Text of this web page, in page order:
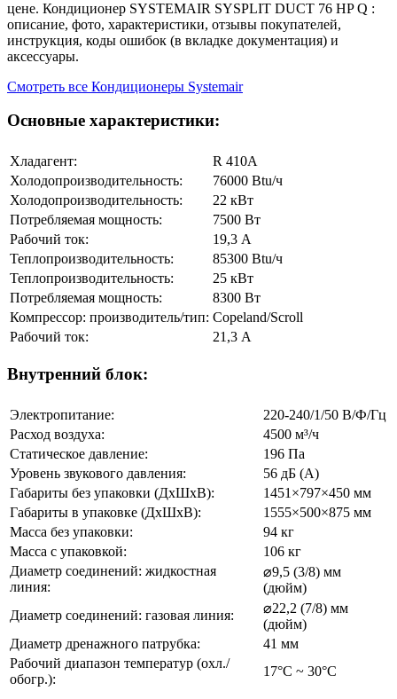
цене. Кондиционер SYSTEMAIR SYSPLIT DUCT 76 HP Q :
описание, фото, характеристики, отзывы покупателей,
инструкция, коды ошибок (в вкладке документация) и
аксессуары.
Смотреть все Кондиционеры Systemair
Основные характеристики:
Хладагент:
R 410A
Холодопроизводительность:
76000 Btu/ч
Холодопроизводительность:
22 кВт
Потребляемая мощность:
7500 Вт
Рабочий ток:
19,3 А
Теплопроизводительность:
85300 Btu/ч
Теплопроизводительность:
25 кВт
Потребляемая мощность:
8300 Вт
Компрессор: производитель/тип: Copeland/Scroll
Рабочий ток:
21,3 А
Внутренний блок:
Электропитание:
220-240/1/50 В/Ф/Гц
Расход воздуха:
4500 м³/ч
Статическое давление:
196 Па
Уровень звукового давления:
56 дБ (А)
Габариты без упаковки (ДхШхВ):
1451×797×450 мм
Габариты в упаковке (ДхШхВ):
1555×500×875 мм
Масса без упаковки:
94 кг
Масса с упаковкой:
106 кг
Диаметр соединений: жидкостная
линия:
⌀9,5 (3/8) мм
(дюйм)
Диаметр соединений: газовая линия:
⌀22,2 (7/8) мм
(дюйм)
Диаметр дренажного патрубка:
41 мм
Рабочий диапазон температур (охл./
обогр.):
17°C ~ 30°C